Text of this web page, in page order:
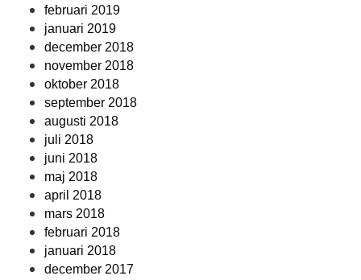
februari 2019
januari 2019
december 2018
november 2018
oktober 2018
september 2018
augusti 2018
juli 2018
juni 2018
maj 2018
april 2018
mars 2018
februari 2018
januari 2018
december 2017